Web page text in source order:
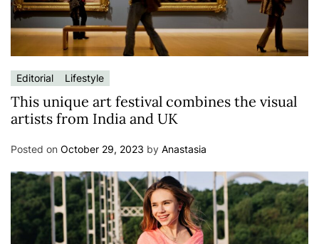
Editorial Lifestyle
This unique art festival combines the visual
artists from India and UK
Posted on October 29, 2023 by Anastasia